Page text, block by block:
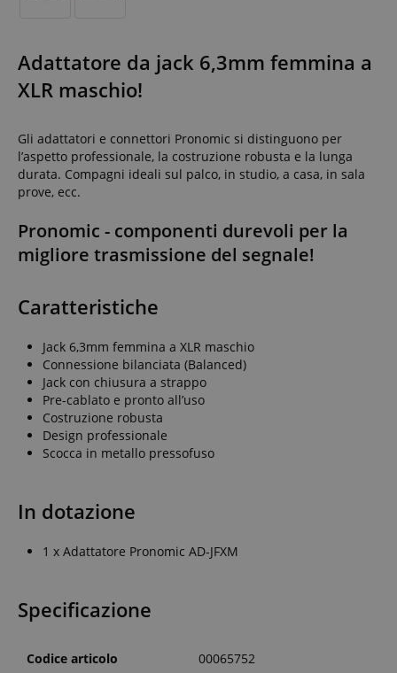
Adattatore da jack 6,3mm femmina a
XLR maschio!
Gli adattatori e connettori Pronomic si distinguono per
l’aspetto professionale, la costruzione robusta e la lunga
durata. Compagni ideali sul palco, in studio, a casa, in sala
prove, ecc.
Pronomic - componenti durevoli per la
migliore trasmissione del segnale!
Caratteristiche
Jack 6,3mm femmina a XLR maschio
Connessione bilanciata (Balanced)
Jack con chiusura a strappo
Pre-cablato e pronto all’uso
Costruzione robusta
Design professionale
Scocca in metallo pressofuso
In dotazione
1 x Adattatore Pronomic AD-JFXM
Specificazione
Codice articolo 00065752